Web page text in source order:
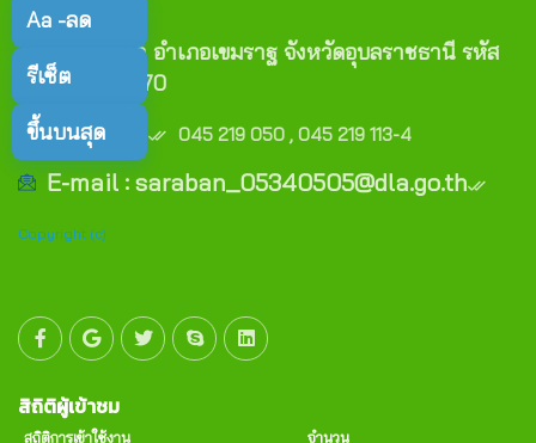
Aa -ลด
รีเซ็ต
ขึ้นบนสุด
ติดต่อเรา
ตำบลหัวนา อำเภอเขมราฐ จังหวัดอุบลราชธานี รหัส
ไปรษณีย์ 34170
เบอร์โทร : 045 219 050 , 045 219 113-4
E-mail : saraban_05340505@dla.go.th
Copyright (c)
สิถิติผู้เข้าชม
สถิติการเข้าใช้งาน จำนวน